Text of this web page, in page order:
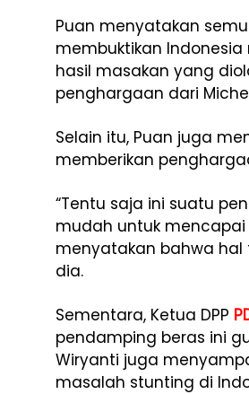
Puan menyatakan
membuktikan
hasil masakan yang
penghargaan dari
Selain itu, Puan juga
memberikan
“Tentu saja ini suatu
mudah untuk
menyatakan bahwa hal
dia.
Sementara, Ketua DPP
pendamping beras ini
Wiryanti juga
masalah stunting di